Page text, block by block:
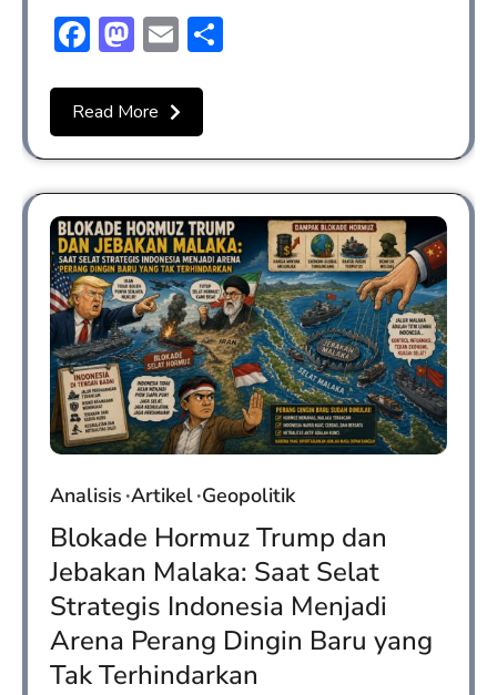
Facebook
Mastodon
Email
Read More
Analisis Artikel Geopolitik
Blokade Hormuz Trump dan
Jebakan Malaka: Saat Selat
Strategis Indonesia Menjadi
Arena Perang Dingin Baru yang
Tak Terhindarkan